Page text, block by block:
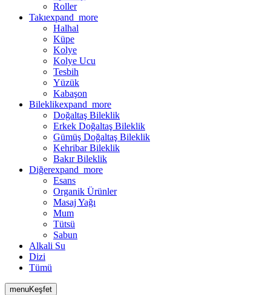
Roller
Takıexpand_more
Halhal
Küpe
Kolye
Kolye Ucu
Tesbih
Yüzük
Kabaşon
Bileklikexpand_more
Doğaltaş Bileklik
Erkek Doğaltaş Bileklik
Gümüş Doğaltaş Bileklik
Kehribar Bileklik
Bakır Bileklik
Diğerexpand_more
Esans
Organik Ürünler
Masaj Yağı
Mum
Tütsü
Sabun
Alkali Su
Dizi
Tümü
menuKeşfet